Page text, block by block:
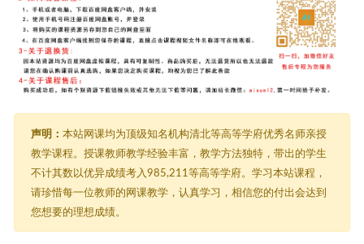
声明： 本站网课均为顶级知名机构清北等高等学府优秀名师亲授
教学课程。授课教师教学经验丰富，教学方法独特，带出的学生
不计其数以优异成绩考入985,211等高等学府。学习本站课程，
请珍惜每一位教师的网课教学，认真学习，相信您的付出会达到
您想要的理想成绩。